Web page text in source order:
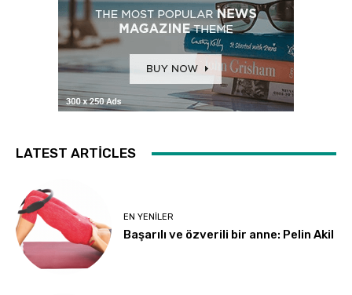
LATEST ARTICLES
EN YENILER
Başarılı ve özverili bir anne: Pelin Akil